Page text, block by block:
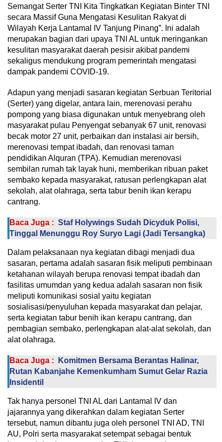
Semangat Serter TNI Kita Tingkatkan Kegiatan Binter TNI
secara Massif Guna Mengatasi Kesulitan Rakyat di
Wilayah Kerja Lantamal IV Tanjung Pinang”. Ini adalah
merupakan bagian dari upaya TNI AL untuk meringankan
kesulitan masyarakat daerah pesisir akibat pandemi
sekaligus mendukung program pemerintah mengatasi
dampak pandemi COVID-19.
Adapun yang menjadi sasaran kegiatan Serbuan Teritorial
(Serter) yang digelar, antara lain, merenovasi perahu
pompong yang biasa digunakan untuk menyebrang oleh
masyarakat pulau Penyengat sebanyak 67 unit, renovasi
becak motor 27 unit, perbaikan dan instalasi air bersih,
merenovasi tempat ibadah, dan renovasi taman
pendidikan Alquran (TPA). Kemudian merenovasi
sembilan rumah tak layak huni, memberikan ribuan paket
sembako kepada masyarakat, ratusan perlengkapan alat
sekolah, alat olahraga, serta tabur benih ikan kerapu
cantrang.
Baca Juga : Staf Holywings Sudah Dicyduk Polisi,
Tinggal Menunggu Roy Suryo Lagi (Jadi Tersangka)
Dalam pelaksanaan nya kegiatan dibagi menjadi dua
sasaran, pertama adalah sasaran fisik meliputi pembinaan
ketahanan wilayah berupa renovasi tempat ibadah dan
fasilitas umumdan yang kedua adalah sasaran non fisik
meliputi komunikasi sosial yaitu kegiatan
sosialisasi/penyuluhan kepada masyarakat dan pelajar,
serta kegiatan tabur benih ikan kerapu cantrang, dan
pembagian sembako, perlengkapan alat-alat sekolah, dan
alat olahraga.
Baca Juga :
Komitmen Bersama Berantas Halinar,
Rutan Kabanjahe Kemenkumham Sumut Gelar Razia
Insidentil
Tak hanya personel TNI AL dari Lantamal IV dan
jajarannya yang dikerahkan dalam kegiatan Serter
tersebut, namun dibantu juga oleh personel TNI AD, TNI
AU, Polri serta masyarakat setempat sebagai bentuk